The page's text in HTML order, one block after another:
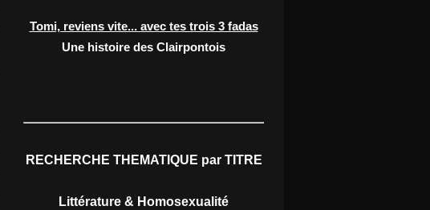
Tomi, reviens vite... avec tes trois 3 fadas
Une histoire des Clairpontois
RECHERCHE THEMATIQUE par TITRE
Littérature & Homosexualité